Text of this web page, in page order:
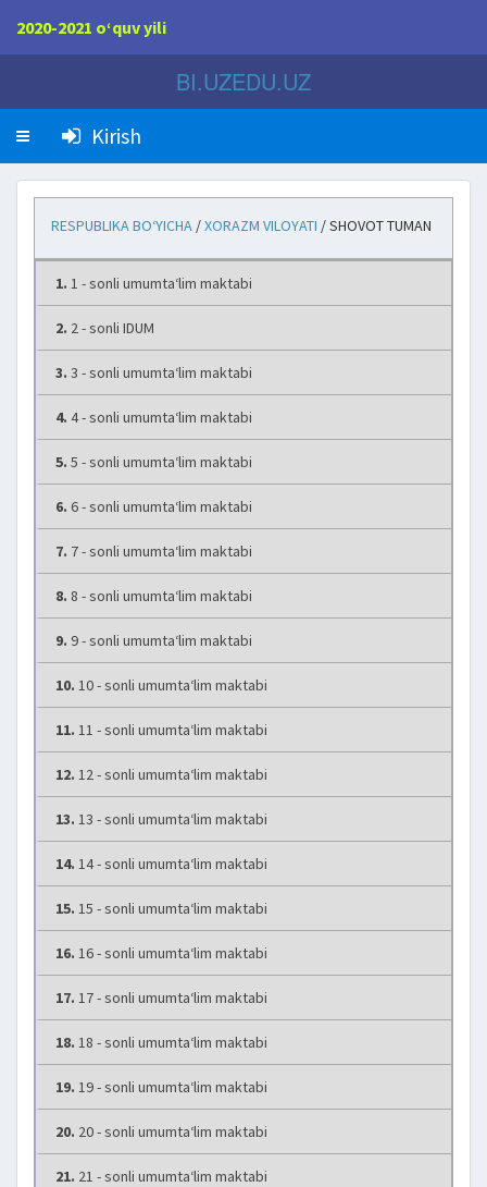
2020-2021 o‘quv yili
BI.UZEDU.UZ
Kirish
RESPUBLIKA BO‘YICHA /XORAZM VILOYATI / SHOVOT TUMAN
1. 1 - sonli umumta‘lim maktabi
2. 2 - sonli IDUM
3. 3 - sonli umumta‘lim maktabi
4. 4 - sonli umumta‘lim maktabi
5. 5 - sonli umumta‘lim maktabi
6. 6 - sonli umumta‘lim maktabi
7. 7 - sonli umumta‘lim maktabi
8. 8 - sonli umumta‘lim maktabi
9. 9 - sonli umumta‘lim maktabi
10. 10 - sonli umumta‘lim maktabi
11. 11 - sonli umumta‘lim maktabi
12. 12 - sonli umumta‘lim maktabi
13. 13 - sonli umumta‘lim maktabi
14. 14 - sonli umumta‘lim maktabi
15. 15 - sonli umumta‘lim maktabi
16. 16 - sonli umumta‘lim maktabi
17. 17 - sonli umumta‘lim maktabi
18. 18 - sonli umumta‘lim maktabi
19. 19 - sonli umumta‘lim maktabi
20. 20 - sonli umumta‘lim maktabi
21. 21 - sonli umumta‘lim maktabi